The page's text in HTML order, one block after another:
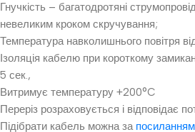
Гнучкість – багатодротяні
невеликим кроком скручування;
Температура навколишнього повітря
Ізоляція кабелю при короткому
5 сек.,
Витримує температуру +200°C
Переріз розраховується і відповідає
Підібрати кабель можна за посиланням